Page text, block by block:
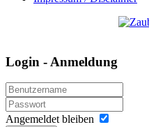
Login - Anmeldung
Angemeldet bleiben